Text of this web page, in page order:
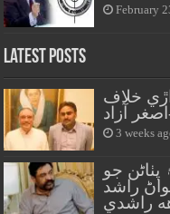
February
Latest Posts
خلاف
آزاد
3 weeks
جو
راشد
راشدي